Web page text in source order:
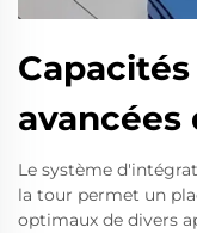
Le système
la tour permet un
optimaux de divers